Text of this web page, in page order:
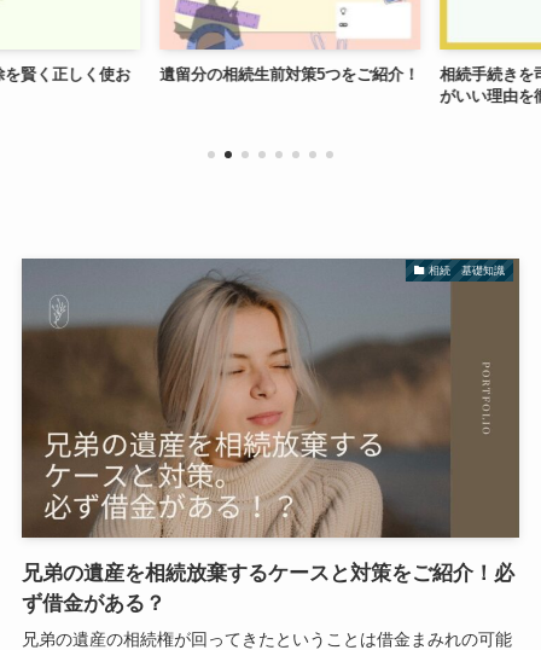
く正しく使お 遺留分の相続生前対策5つをご紹介！
相続手続きを司
がいい理由を徹
相続 基礎知識
兄弟の遺産を相続放棄するケースと対策をご紹介！必
ず借金がある？
兄弟の遺産の相続権が回ってきたということは借金まみれの可能